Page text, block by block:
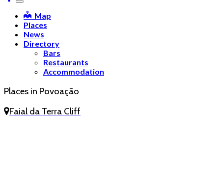
Toggle
navigation
Map
Places
News
Directory
Bars
Restaurants
Accommodation
Places in Povoação
Faial da Terra Cliff